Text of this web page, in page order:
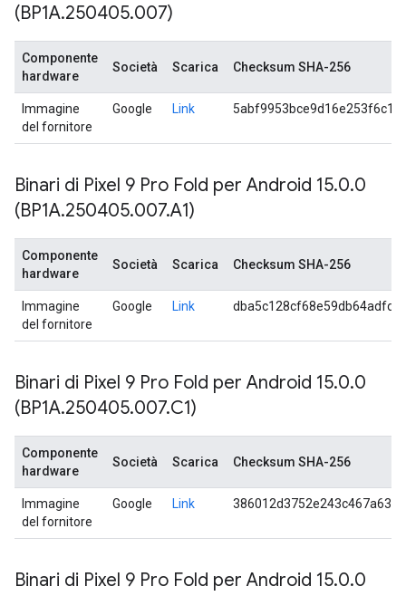
(BP1A.250405.007)
Componente
hardware
Società Scarica Checksum SHA-256
Immagine
del fornitore
Google Link
Binari di Pixel 9 Pro Fold per Android 15.0.0
(BP1A.250405.007.A1)
Componente
hardware
Società Scarica Checksum SHA-256
Immagine
del fornitore
Google Link
Binari di Pixel 9 Pro Fold per Android 15.0.0
(BP1A.250405.007.C1)
Componente
hardware
Società Scarica Checksum SHA-256
Immagine
del fornitore
Google Link
Binari di Pixel 9 Pro Fold per Android 15.0.0